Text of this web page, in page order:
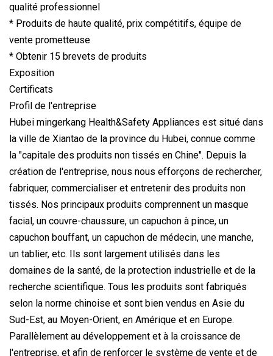
qualité professionnel
* Produits de haute qualité, prix compétitifs, équipe de
vente prometteuse
* Obtenir 15 brevets de produits
Exposition
Certificats
Profil de l'entreprise
Hubei mingerkang Health&Safety Appliances est situé dans
la ville de Xiantao de la province du Hubei, connue comme
la "capitale des produits non tissés en Chine". Depuis la
création de l'entreprise, nous nous efforçons de rechercher,
fabriquer, commercialiser et entretenir des produits non
tissés. Nos principaux produits comprennent un masque
facial, un couvre-chaussure, un capuchon à pince, un
capuchon bouffant, un capuchon de médecin, une manche,
un tablier, etc. Ils sont largement utilisés dans les
domaines de la santé, de la protection industrielle et de la
recherche scientifique. Tous les produits sont fabriqués
selon la norme chinoise et sont bien vendus en Asie du
Sud-Est, au Moyen-Orient, en Amérique et en Europe.
Parallèlement au développement et à la croissance de
l'entreprise, et afin de renforcer le système de vente et de